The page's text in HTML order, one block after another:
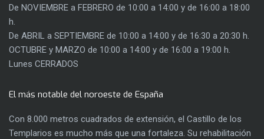
De NOVIEMBRE a FEBRERO de 10:00 a 14:00 y de 16:00 a 18:00
h.
De ABRIL a SEPTIEMBRE de 10:00 a 14:00 y de 16:30 a 20:30 h.
OCTUBRE y MARZO de 10:00 a 14:00 y de 16:00 a 19:00 h.
Lunes CERRADOS
El más notable del noroeste de España
Con 8.000 metros cuadrados de extensión, el Castillo de los
Templarios es mucho más que una fortaleza. Su rehabilitación